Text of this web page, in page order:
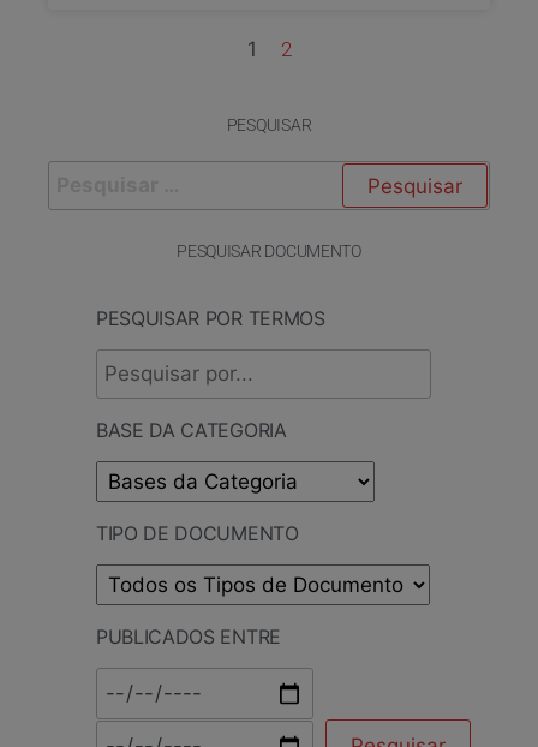
1 2
PESQUISAR
PESQUISAR DOCUMENTO
PESQUISAR POR TERMOS
BASE DA CATEGORIA
TIPO DE DOCUMENTO
PUBLICADOS ENTRE